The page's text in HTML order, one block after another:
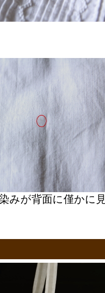
みが背面に僅かに